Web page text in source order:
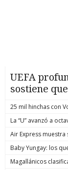
UEFA
sostiene
25 mil hinchas con
La “U” avanzó a
Air Express
Baby Yungay: los
Magallánicos